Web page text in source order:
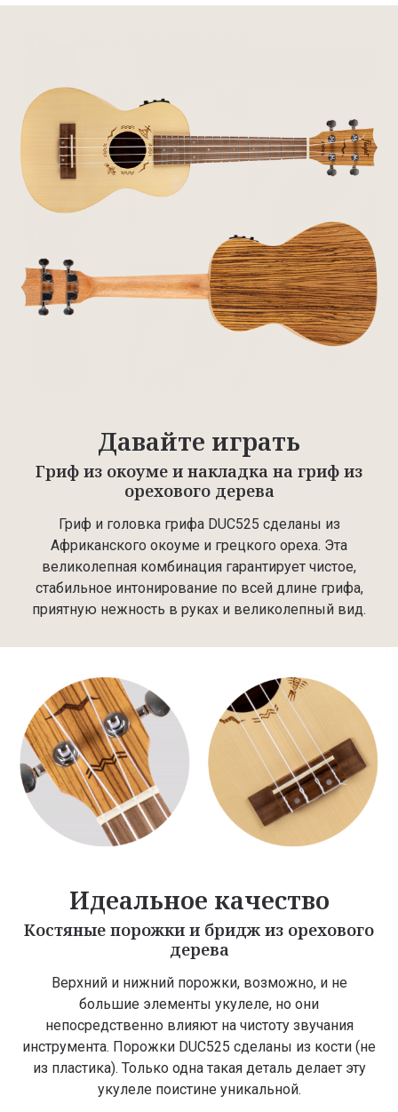
Давайте играть
Гриф из окоуме и накладка на гриф из
орехового дерева
Гриф и головка грифа DUC525 сделаны из
Африканского окоуме и грецкого ореха. Эта
великолепная комбинация гарантирует чистое,
стабильное интонирование по всей длине грифа,
приятную нежность в руках и великолепный вид.
Идеальное качество
Костяные порожки и бридж из орехового
дерева
Верхний и нижний порожки, возможно, и не
большие элементы укулеле, но они
непосредственно влияют на чистоту звучания
инструмента. Порожки DUC525 сделаны из кости (не
из пластика). Только одна такая деталь делает эту
укулеле поистине уникальной.